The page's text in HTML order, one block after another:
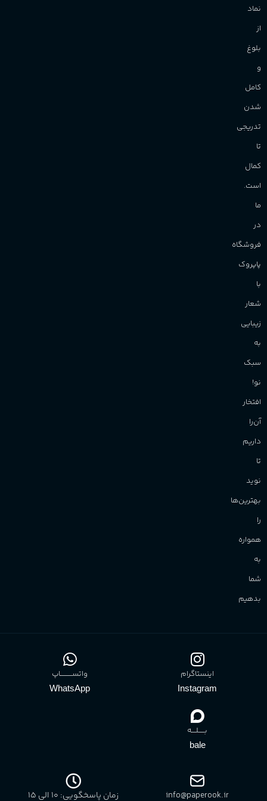
نماد
از
بلوغ
و
کامل
شدن
تدریجی
تا
کمال
است.
ما
در
فروشگاه
پاپروک
با
شعار
زیبایی
به
سبک
نو!
افتخار
آن‌را
داریم
تا
نوید
بهترین‌ها
را
همواره
به
شما
بدهیم
اینستاگرام
Instagram
واتســــــــــاپ
WhatsApp
بـــــلــــه
bale
info@paperook.ir زمان پاسخگویی: 10 الی ۱5